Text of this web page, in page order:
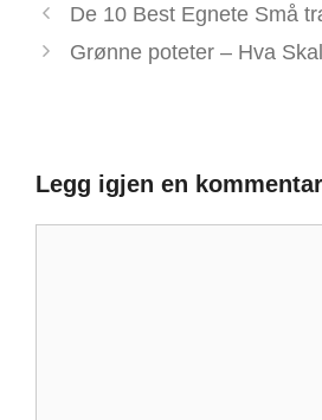
De 10 Best Egnete Små
Grønne poteter – Hva
Legg igjen en kommentar